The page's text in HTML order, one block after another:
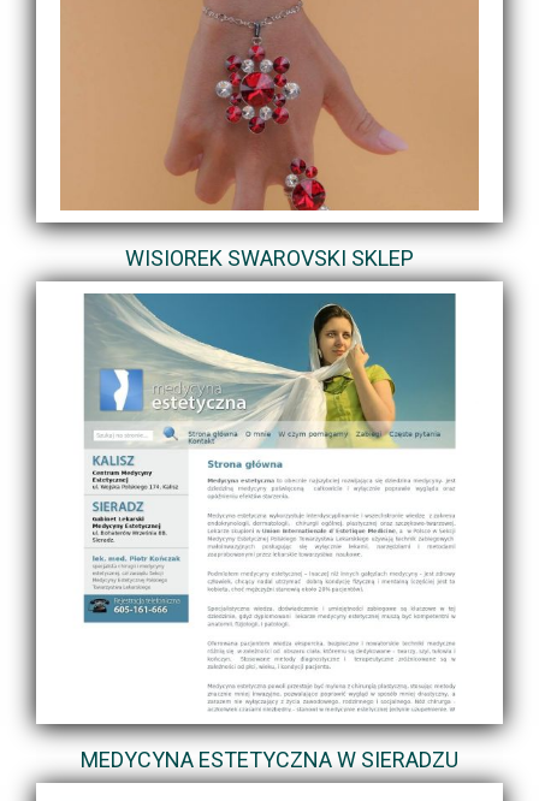
WISIOREK SWAROVSKI SKLEP
MEDYCYNA ESTETYCZNA W SIERADZU